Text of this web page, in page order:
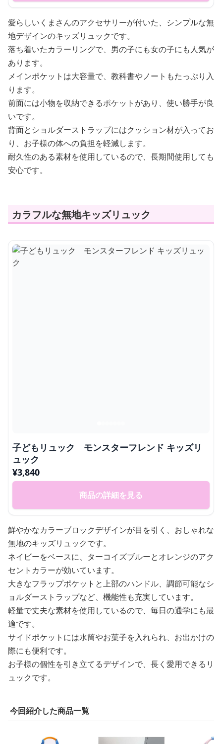
愛らしいくまさんのアクセサリーが付いた、シンプルな無
地デザインのキッズリュックです。
落ち着いたカラーリングで、男の子にも女の子にも人気が
あります。
メインポケットは大容量で、教科書やノートもたっぷり入
ります。
前面には小物を収納できるポケットがあり、使い勝手が良
いです。
背面とショルダーストラップにはクッション材が入ってお
り、お子様の体への負担を軽減します。
耐久性のある素材を使用しているので、長期間使用しても
安心です。
カラフルな無地キッズリュック
子どもリュック モンスターフレンド キッズリ
ュック
¥3,840
商品の詳細を見る
鮮やかなカラーブロックデザインが目を引く、おしゃれな
無地のキッズリュックです。
ネイビーをベースに、ターコイズブルーとオレンジのアク
セントカラーが効いています。
大きなフラップポケットと上部のハンドル、調節可能なシ
ョルダーストラップなど、機能性も充実しています。
軽量で丈夫な素材を使用しているので、毎日の通学にも最
適です。
サイドポケットには水筒やお菓子を入れられ、お出かけの
際にも便利です。
お子様の個性を引き立てるデザインで、長く愛用できるリ
ュックです。
今回紹介した商品一覧